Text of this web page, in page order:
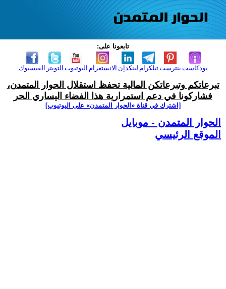
تابعونا على:
الفيسبوك التويتر اليوتيوب الانستغرام لينكدإن تيلكرامبنترست بودكاست
تبرعاتكم وتبرعاتكن المالية تحفظ استقلال الحوار المتمدن،
فشاركونا في دعم استمرارية هذا الفضاء اليساري الحر
[اشترك في قناة ‫«الحوار المتمدن» على اليوتيوب]
الحوار المتمدن - موبايل
الموقع الرئيسي